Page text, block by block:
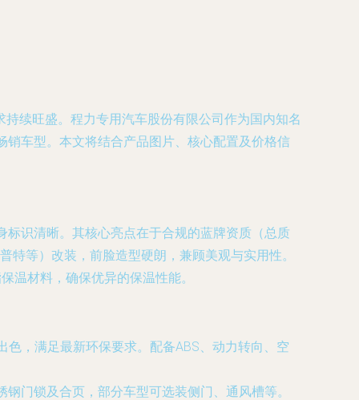
续旺盛。程力专用汽车股份有限公司作为国内知名
车型。本文将结合产品图片、核心配置及价格信
识清晰。其核心亮点在于合规的蓝牌资质（总质
等）改装，前脸造型硬朗，兼顾美观与实用性。
温材料，确保优异的保温性能。
，满足最新环保要求。配备ABS、动力转向、空
门锁及合页，部分车型可选装侧门、通风槽等。